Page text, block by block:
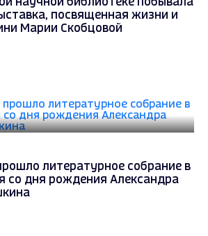
научной библиотеке побывала
посвященная жизни и
Марии Скобцовой
литературное собрание в
со дня рождения Александра